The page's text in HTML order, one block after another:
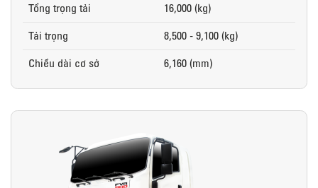
Tổng trọng tải
16,000 (kg)
Tải trọng
8,500 - 9,100 (kg)
Chiều dài cơ sở
6,160 (mm)